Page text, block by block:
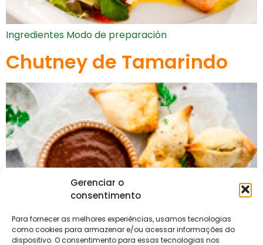
Gerenciar o
consentimento
Para fornecer as melhores experiências, usamos tecnologias
como cookies para armazenar e/ou acessar informações do
dispositivo. O consentimento para essas tecnologias nos
Ingredientes Modo de preparación
Chutney de Tamarindo